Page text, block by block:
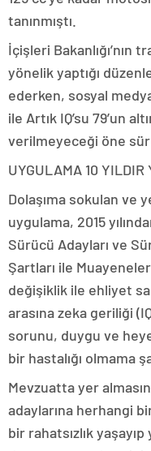
tanınmıştı.
İçişleri Bakanlığı’nın
yönelik yaptığı
ederken, sosyal
ile Artık IQ’su 79’un
verilmeyeceği öne
UYGULAMA 10 YILDIR
Dolaşıma sokulan ve
uygulama, 2015
Sürücü Adayları ve
Şartları ile
değişiklik ile ehliyet
arasına zeka geriliği
sorunu, duygu ve
bir hastalığı olmama
Mevzuatta yer
adaylarına herhangi
bir rahatsızlık